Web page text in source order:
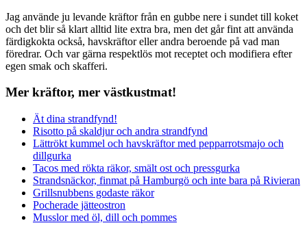
Jag använde ju levande kräftor från en gubbe nere i sundet till koket
och det blir så klart alltid lite extra bra, men det går fint att använda
färdigkokta också, havskräftor eller andra beroende på vad man
föredrar. Och var gärna respektlös mot receptet och modifiera efter
egen smak och skafferi.
Mer kräftor, mer västkustmat!
Ät dina strandfynd!
Risotto på skaldjur och andra strandfynd
Lättrökt kummel och havskräftor med pepparrotsmajo och
dillgurka
Tacos med rökta räkor, smält ost och pressgurka
Strandsnäckor, finmat på Hamburgö och inte bara på Rivieran
Grillsnubbens godaste räkor
Pocherade jätteostron
Musslor med öl, dill och pommes